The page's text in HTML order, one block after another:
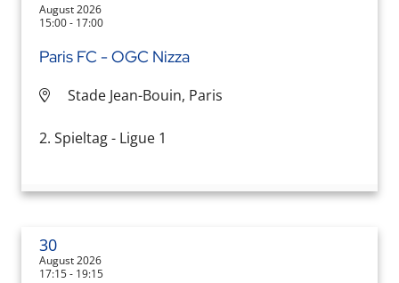
August 2026
15:00 - 17:00
Paris FC - OGC Nizza
Stade Jean-Bouin, Paris
2. Spieltag - Ligue 1
30
August 2026
17:15 - 19:15